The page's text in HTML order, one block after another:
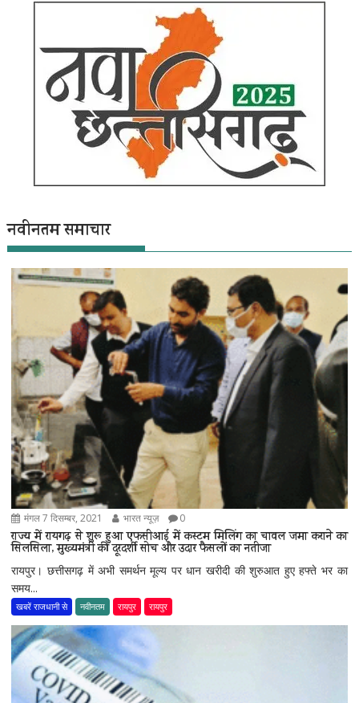
नवीनतम समाचार
मंगल 7 दिसम्बर, 2021 भारत न्यूज़ 0
राज्य में रायगढ़ से शुरू हुआ एफसीआई में कस्टम मिलिंग का चावल जमा कराने का
सिलसिला, मुख्यमंत्री की दूरदर्शी सोच और उदार फैसलों का नतीजा
रायपुर। छत्तीसगढ़ में अभी समर्थन मूल्य पर धान खरीदी की शुरुआत हुए हफ्ते भर का
समय...
खबरें राजधानी से नवीनतम रायपुर रायपुर